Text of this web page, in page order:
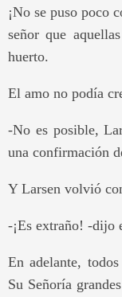
¡No se puso poco
señor que
huerto.
El amo no podía
-No es posible,
una confirmación
Y Larsen volvió
-¡Es extraño! -dijo
En adelante,
Su Señoría